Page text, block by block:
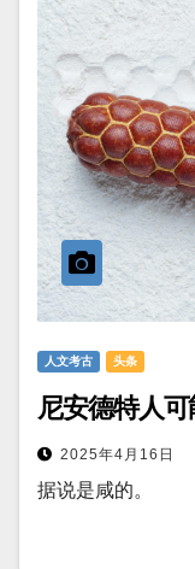
人文考古 头条
尼安德特人
2025年4月16日
据说是咸的。